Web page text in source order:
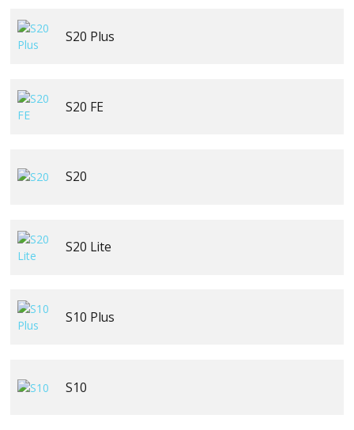
S20 Plus
S20 FE
S20
S20 Lite
S10 Plus
S10